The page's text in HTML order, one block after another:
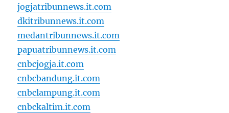
jogjatribunnews.it.com
dkitribunnews.it.com
medantribunnews.it.com
papuatribunnews.it.com
cnbcjogja.it.com
cnbcbandung.it.com
cnbclampung.it.com
cnbckaltim.it.com